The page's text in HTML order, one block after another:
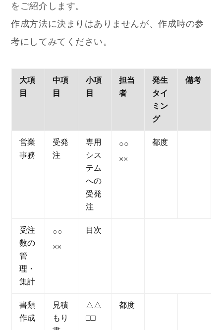
をご紹介します。
作成方法に決まりはありませんが、作成時の参
考にしてみてください。
大項
目
中項
目
小項
目
担当
者
発生
タイ
ミン
グ
備考
営業
事務
受発
注
専用
シス
テム
への
受発
注
○○
××
都度
受注
数の
管
理・
集計
○○
××
目次
書類
作成
見積
もり
△△
□□
都度